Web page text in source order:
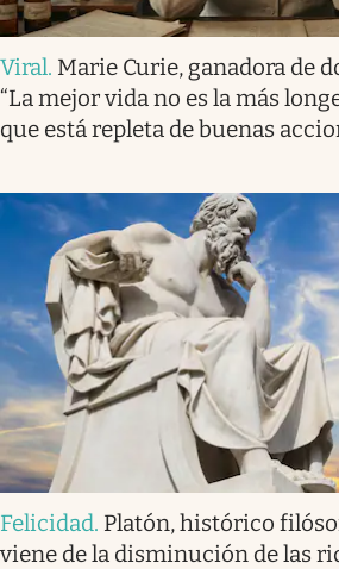
Viral. Marie Curie, ganadora de
“La mejor vida no es la más
que está repleta de buenas
Felicidad. Platón, histórico
viene de la disminución de las